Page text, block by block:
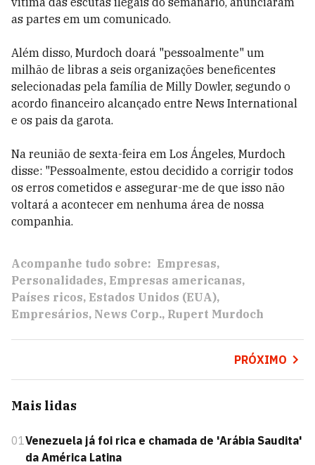
as partes em um comunicado.
Além disso, Murdoch doará "pessoalmente" um
milhão de libras a seis organizações beneficentes
selecionadas pela família de Milly Dowler, segundo o
acordo financeiro alcançado entre News International
e os pais da garota.
Na reunião de sexta-feira em Los Ángeles, Murdoch
disse: "Pessoalmente, estou decidido a corrigir todos
os erros cometidos e assegurar-me de que isso não
voltará a acontecer em nenhuma área de nossa
companhia.
Acompanhe tudo sobre: Empresas
Personalidades Empresas americanas
Países ricos Estados Unidos (EUA)
Empresários News Corp. Rupert Murdoch
PRÓXIMO
Mais lidas
01Venezuela já foi rica e chamada de 'Arábia Saudita'
da América Latina